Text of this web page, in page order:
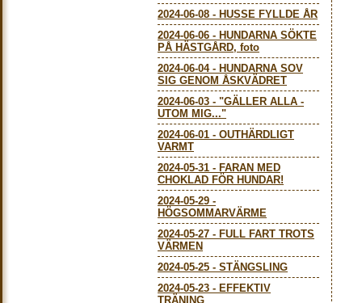
2024-06-08 - HUSSE FYLLDE ÅR
2024-06-06 - HUNDARNA SÖKTE
PÅ HÄSTGÅRD, foto
2024-06-04- HUNDARNA SOV
SIG GENOM ÅSKVÄDRET
2024-06-03 - "GÄLLER ALLA -
UTOM MIG..."
2024-06-01 - OUTHÄRDLIGT
VARMT
2024-05-31 - FARAN MED
CHOKLAD FÖR HUNDAR!
2024-05-29 -
HÖGSOMMARVÄRME
2024-05-27 - FULL FART TROTS
VÄRMEN
2024-05-25 - STÄNGSLING
2024-05-23 - EFFEKTIV
TRÄNING